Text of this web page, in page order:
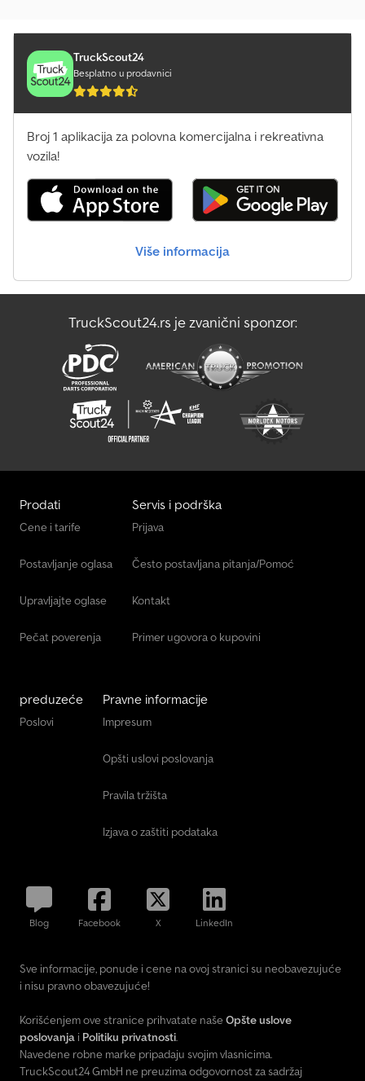
TruckScout24
Besplatno u prodavnici
Broj 1 aplikacija za polovna komercijalna i rekreativna
vozila!
Više informacija
TruckScout24.rs je zvanični sponzor:
Prodati
Cene i tarife
Postavljanje oglasa
Upravljajte oglase
Pečat poverenja
Servis i podrška
Prijava
Često postavljana pitanja/Pomoć
Kontakt
Primer ugovora o kupovini
preduzeće
Poslovi
Pravne informacije
Impresum
Opšti uslovi poslovanja
Pravila tržišta
Izjava o zaštiti podataka
Blog Facebook X LinkedIn
Sve informacije, ponude i cene na ovoj stranici su neobavezujuće
i nisu pravno obavezujuće!
Korišćenjem ove stranice prihvatate naše Opšte uslove
poslovanja i Politiku privatnosti.
Navedene robne marke pripadaju svojim vlasnicima.
TruckScout24 GmbH ne preuzima odgovornost za sadržaj